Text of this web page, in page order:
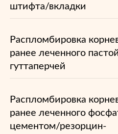
штифта/вкладки
Распломбировка
ранее леченного
гуттаперчей
Распломбировка
ранее леченного
цементом/резорцин-